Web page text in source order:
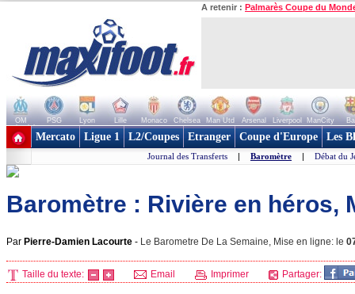
A retenir : Palmarès Coupe du
OM PSG Lyon Lille Monaco Chelsea Man Utd Arsenal Liverpool ManCity
+ de clubs
Mercato Ligue 1 L2/Coupes Etranger Coupe d'Europe Les
Journal des Transferts | Baromètre | Débat du
Baromètre : Rivière en héros,
Par Pierre-Damien Lacourte - Le Barometre De La Semaine, Mise en ligne: le
Taille du texte: Email Imprimer Partager: